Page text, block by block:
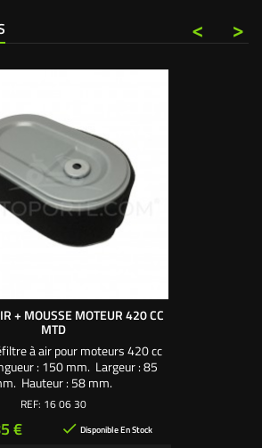
>
<
+ MOUSSE MOTEUR 420 CC
MTD
à air pour moteurs 420 cc
: 150 mm. Largeur : 85
Hauteur : 58 mm.
REF: 16 06 30
€  Disponible En Stock